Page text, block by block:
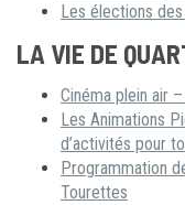
Les élections
LA VIE DE
Cinéma plein air
Les Animations
d’activités pour
Programmation
Tourettes